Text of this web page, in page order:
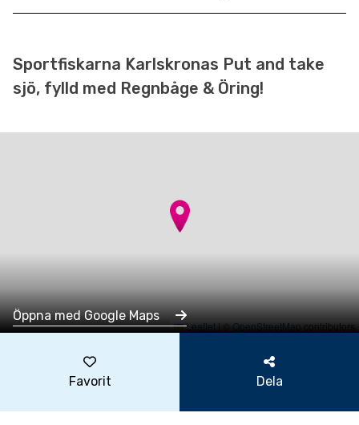
Sportfiskarna Karlskronas Put and take
sjö, fylld med Regnbåge & Öring!
Leaflet|©OpenStreetMapcontributors
Öppna med Google Maps
Favorit Dela